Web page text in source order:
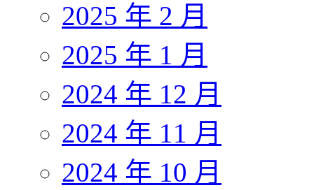
2025 年 2 月
2025 年 1 月
2024 年 12 月
2024 年 11 月
2024 年 10 月